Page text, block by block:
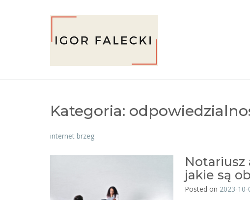
Kategoria:
internet brzeg
Notariusz
jakie są
Posted on 2023-10-